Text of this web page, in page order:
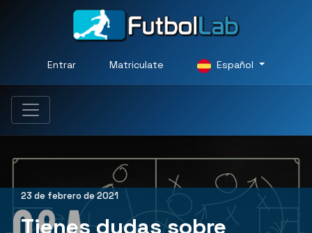
Entrar Matriculate Español
23 de febrero de 2021
Tienes dudas sobre